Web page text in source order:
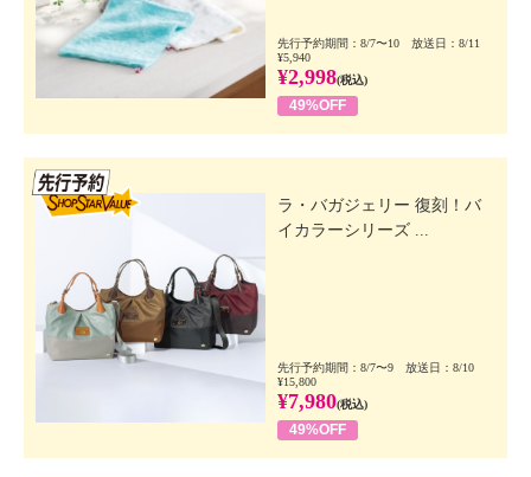
先行予約期間：8/7〜10 放送日：8/11
¥5,940
¥2,998(税込)
49%OFF
ラ・バガジェリー 復刻！バ
イカラーシリーズ ...
先行予約期間：8/7〜9 放送日：8/10
¥15,800
¥7,980(税込)
49%OFF